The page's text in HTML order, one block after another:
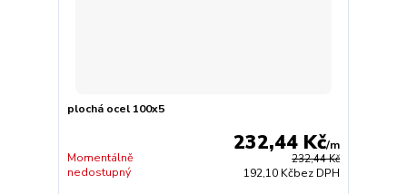
plochá ocel 100x5
232,44 Kč
232,44 Kč/m
192,10 Kčbez DPH
Momentálně
nedostupný